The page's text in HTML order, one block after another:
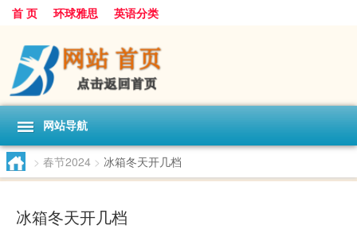
首 页 环球雅思 英语分类
网站导航
> 春节2024 > 冰箱冬天开几档
冰箱冬天开几档